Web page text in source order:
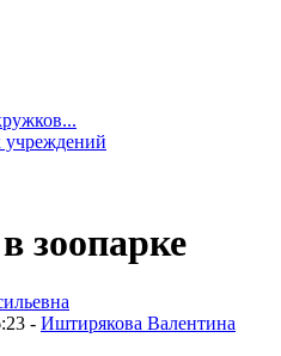
учреждений
зоопарке
- Иштирякова Валентина